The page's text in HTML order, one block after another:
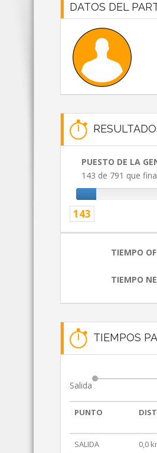
DATOS DEL
PUESTO DE LA
143 de 791 que
143
TIEMPO
TIEMPO
TIEMPOS
Salida
PUNTO
SALIDA 0,0